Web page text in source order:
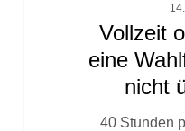
Vollzeit
eine
nicht
40 Stunden